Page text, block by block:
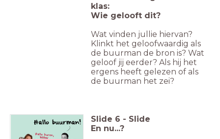
klas:
Wie gelooft dit?
Wat vinden jullie hiervan?
Klinkt het geloofwaardig als
de buurman de bron is? Wat
geloof jij eerder? Als hij het
ergens heeft gelezen of als
de buurman het zei?
Slide 6 - Slide
En nu...?